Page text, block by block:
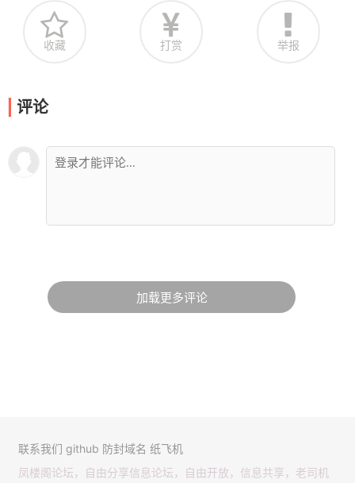
收藏 打赏 举报
评论
加载更多评论
联系我们 github 防封域名 纸飞机
凤楼阁论坛，自由分享信息论坛，自由开放，信息共享，老司机